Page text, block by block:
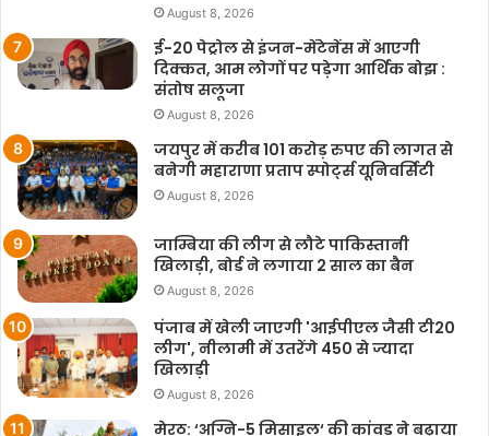
August 8, 2026
ई-20 पेट्रोल से इंजन-मेंटेनेंस में आएगी
दिक्कत, आम लोगों पर पड़ेगा आर्थिक बोझ :
संतोष सलूजा
August 8, 2026
जयपुर में करीब 101 करोड़ रुपए की लागत से
बनेगी महाराणा प्रताप स्पोर्ट्स यूनिवर्सिटी
August 8, 2026
जाम्बिया की लीग से लौटे पाकिस्तानी
खिलाड़ी, बोर्ड ने लगाया 2 साल का बैन
August 8, 2026
पंजाब में खेली जाएगी 'आईपीएल जैसी टी20
लीग', नीलामी में उतरेंगे 450 से ज्यादा
खिलाड़ी
August 8, 2026
मेरठ: ‘अग्नि-5 मिसाइल‘ की कांवड़ ने बढ़ाया